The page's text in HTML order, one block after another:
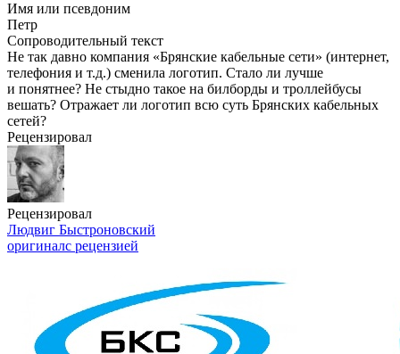
Имя или псевдоним
Петр
Сопроводительный текст
Не так давно компания «Брянские кабельные сети» (интернет,
телефония и т.д.) сменила логотип. Стало ли лучше
и понятнее? Не стыдно такое на билборды и троллейбусы
вешать? Отражает ли логотип всю суть Брянских кабельных
сетей?
Рецензировал
Рецензировал
Людвиг Быстроновский
оригиналс рецензией